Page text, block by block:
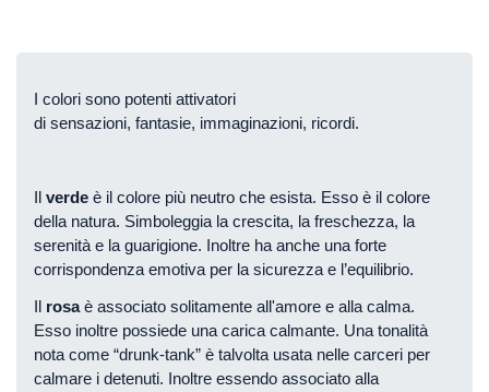
I colori sono potenti attivatori
di sensazioni, fantasie, immaginazioni, ricordi.
Il verde è il colore più neutro che esista. Esso è il colore
della natura. Simboleggia la crescita, la freschezza, la
serenità e la guarigione. Inoltre ha anche una forte
corrispondenza emotiva per la sicurezza e l’equilibrio.
Il rosaè associato solitamente all'amore e alla calma.
Esso inoltre possiede una carica calmante. Una tonalità
nota come “drunk-tank” è talvolta usata nelle carceri per
calmare i detenuti. Inoltre essendo associato alla